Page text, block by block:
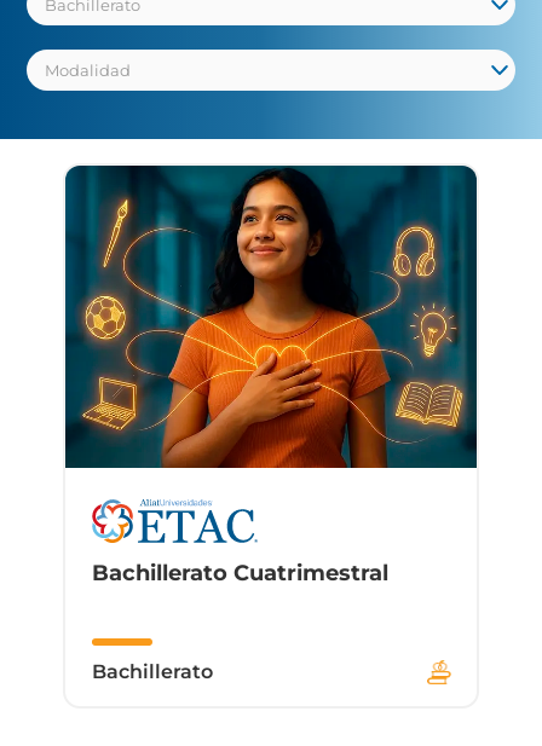
Bachillerato Cuatrimestral
Bachillerato